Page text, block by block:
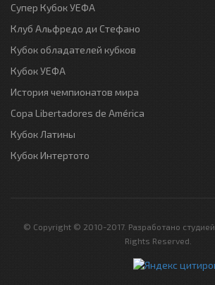
Супер Кубок УЕФА
Клуб Альфредо ди Стефано
Кубок обладателей кубков
Кубок УЕФА
История чемпионатов мира
Copa Libertadores de América
Кубок Латины
Кубок Интертото
© Copyright © 2010-2017. Разработано студией
Rights Reserved.